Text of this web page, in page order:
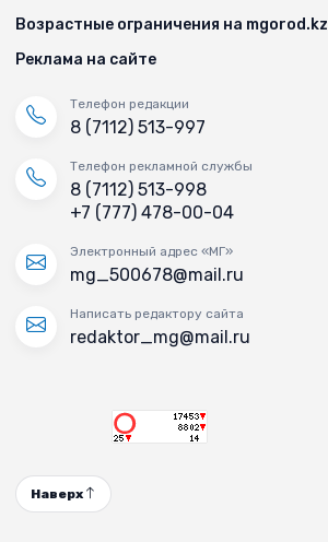
Возрастные ограничения на mgorod.kz
Реклама на сайте
Телефон редакции
8 (7112) 513-997
Телефон рекламной службы
8 (7112) 513-998
+7 (777) 478-00-04
Электронный адрес «МГ»
mg_500678@mail.ru
Написать редактору сайта
redaktor_mg@mail.ru
Наверх